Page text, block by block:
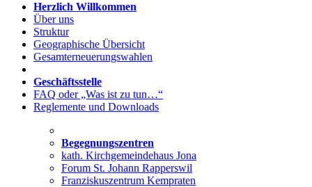
Herzlich Willkommen
Über uns
Struktur
Geographische Übersicht
Gesamterneuerungswahlen
Geschäftsstelle
FAQ oder „Was ist zu tun…“
Reglemente und Downloads
Begegnungszentren
kath. Kirchgemeindehaus Jona
Forum St. Johann Rapperswil
Franziskuszentrum Kempraten